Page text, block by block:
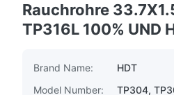
Rauchrohre
TP316L 100% UND
Brand Name:
HDT
Model Number:
TP304,